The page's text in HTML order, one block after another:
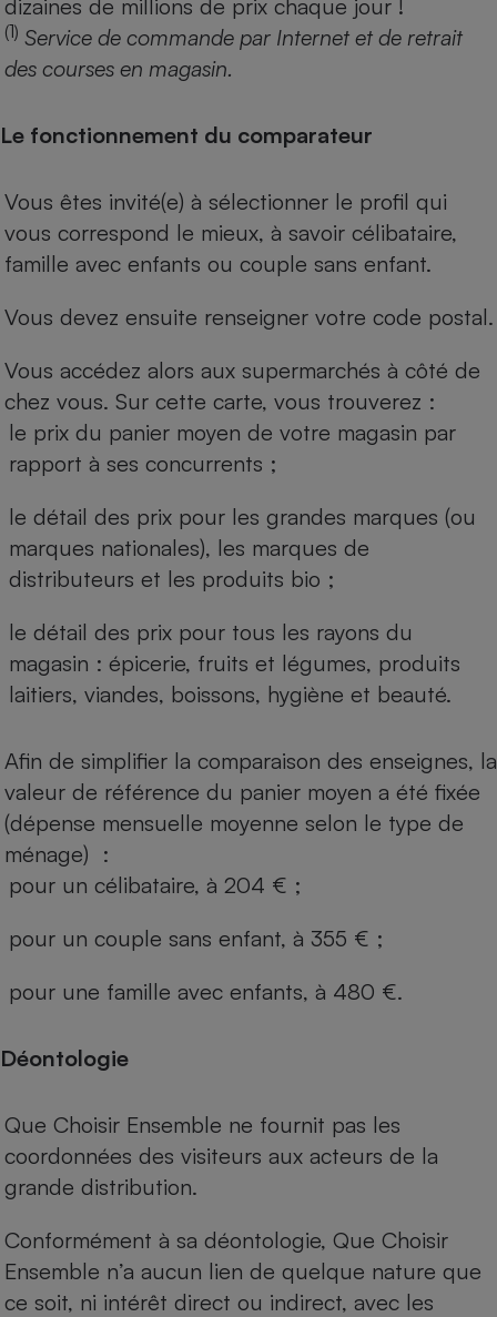
dizaines de millions de prix chaque jour !
(1) Service de commande par Internet et de retrait
des courses en magasin.
Le fonctionnement du comparateur
Vous êtes invité(e) à sélectionner le profil qui
vous correspond le mieux, à savoir célibataire,
famille avec enfants ou couple sans enfant.
Vous devez ensuite renseigner votre code postal.
Vous accédez alors aux supermarchés à côté de
chez vous. Sur cette carte, vous trouverez :
le prix du panier moyen de votre magasin par
rapport à ses concurrents ;
le détail des prix pour les grandes marques (ou
marques nationales), les marques de
distributeurs et les produits bio ;
le détail des prix pour tous les rayons du
magasin : épicerie, fruits et légumes, produits
laitiers, viandes, boissons, hygiène et beauté.
Afin de simplifier la comparaison des enseignes, la
valeur de référence du panier moyen a été fixée
(dépense mensuelle moyenne selon le type de
ménage) :
pour un célibataire, à 204 € ;
pour un couple sans enfant, à 355 € ;
pour une famille avec enfants, à 480 €.
Déontologie
Que Choisir Ensemble ne fournit pas les
coordonnées des visiteurs aux acteurs de la
grande distribution.
Conformément à sa déontologie, Que Choisir
Ensemble n’a aucun lien de quelque nature que
ce soit, ni intérêt direct ou indirect, avec les